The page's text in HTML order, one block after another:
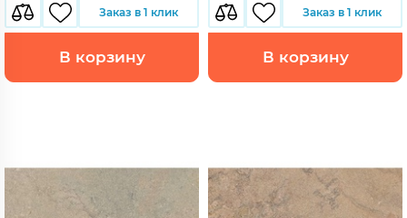
Заказ в 1 клик
В корзину
Заказ в 1 клик
В корзину